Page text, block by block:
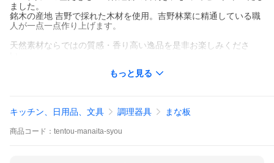
ました。
銘木の産地 吉野で採れた木材を使用。吉野林業に精通している職
人が一点一点作り上げます。
天然素材ならではの質感・香り高い逸品を是非お楽しみくださ
使用後は風通しのよいところなどで、よく乾かし水気を取ってく
もっと見る
キッチン、日用品、文具 調理器具 まな板
商品 コード： tentou-manaita-syou